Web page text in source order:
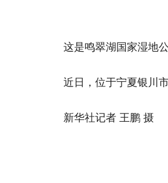
这是鸣翠湖国家湿地公
近日，位于宁夏银川市
新华社记者 王鹏 摄